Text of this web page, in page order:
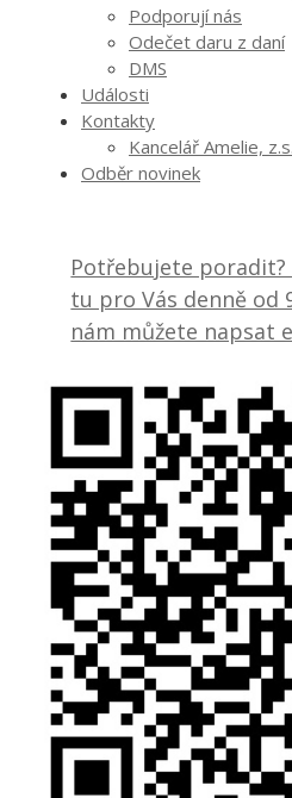
Podporují nás
Odečet daru z daní
DMS
Události
Kontakty
Kancelář Amelie, z.s.
Odběr novinek
Potřebujete poradit?
tu pro Vás denně od
nám můžete napsat